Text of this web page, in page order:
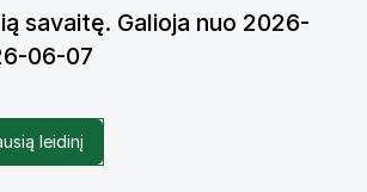
savaitę. Galioja nuo 2026-
06-07
leidinį